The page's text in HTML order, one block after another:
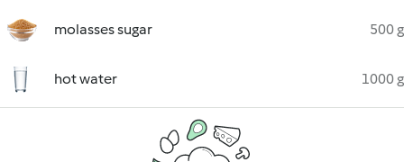
molasses sugar 500 g
hot water 1000 g